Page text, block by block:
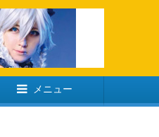
メニュー